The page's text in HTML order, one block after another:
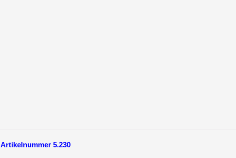
Artikelnummer 5.230